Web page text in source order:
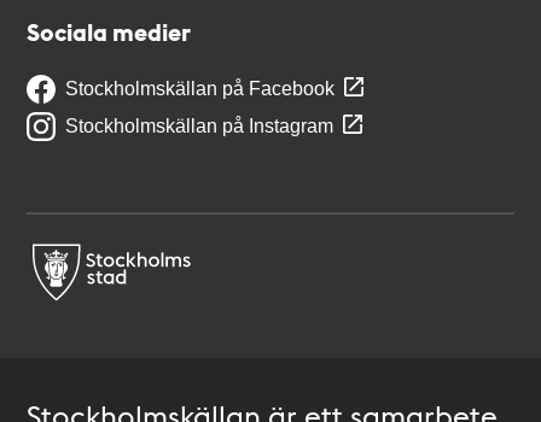
Sociala medier
Stockholmskällan på Facebook
Stockholmskällan på Instagram